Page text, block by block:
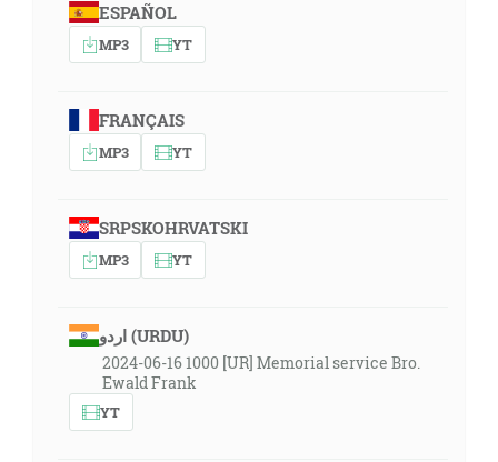
ESPAÑOL
MP3 YT
FRANÇAIS
MP3 YT
SRPSKOHRVATSKI
MP3 YT
اردو (URDU)
2024-06-16 1000 [UR] Memorial service Bro.
Ewald Frank
YT